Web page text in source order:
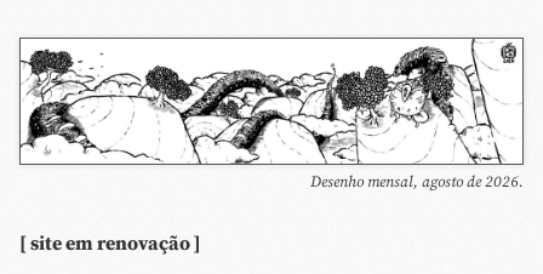
Desenho mensal, agosto de 2026.
[ site em renovação ]